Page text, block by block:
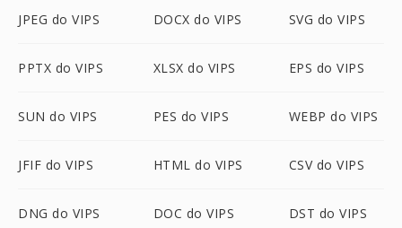
JPEG do VIPS DOCX do VIPS SVG do VIPS
PPTX do VIPS XLSX do VIPS EPS do VIPS
SUN do VIPS PES do VIPS WEBP do VIPS
JFIF do VIPS HTML do VIPS CSV do VIPS
DNG do VIPS DOC do VIPS DST do VIPS